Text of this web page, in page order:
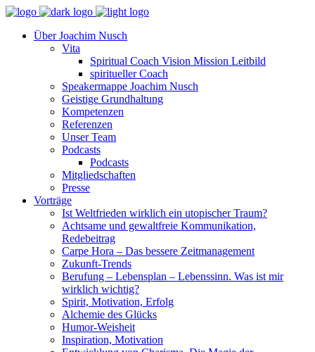
Über Joachim Nusch
Vita
Spiritual Coach Vision Mission Leitbild
spiritueller Coach
Speakermappe Joachim Nusch
Geistige Grundhaltung
Kompetenzen
Referenzen
Unser Team
Podcasts
Podcasts
Mitgliedschaften
Presse
Vorträge
Ist Weltfrieden wirklich ein utopischer Traum?
Achtsame und gewaltfreie Kommunikation,
Redebeitrag
Carpe Hora – Das bessere Zeitmanagement
Zukunft-Trends
Berufung – Lebensplan – Lebenssinn. Was ist mir
wirklich wichtig?
Spirit, Motivation, Erfolg
Alchemie des Glücks
Humor-Weisheit
Inspiration, Motivation